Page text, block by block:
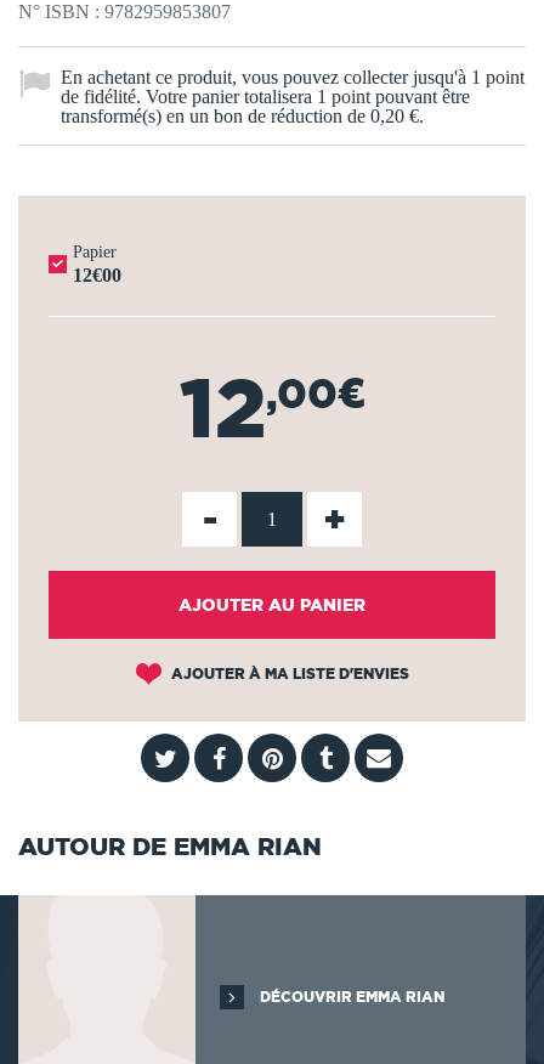
N° ISBN : 9782959853807
En achetant ce produit, vous pouvez collecter jusqu'à 1 point
de fidélité. Votre panier totalisera 1 point pouvant être
transformé(s) en un bon de réduction de 0,20 €.
Papier
12€00
12,00€
- +
AJOUTER AU PANIER
AJOUTER À MA LISTE D'ENVIES
AUTOUR DE EMMA RIAN
DÉCOUVRIR EMMA RIAN